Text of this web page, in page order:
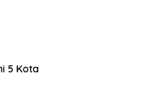
5 Kota